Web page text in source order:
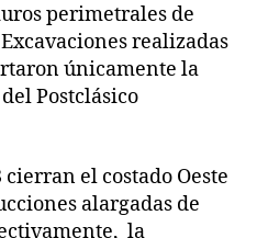
perimetrales de
realizadas
únicamente la
Postclásico
el costado Oeste
alargadas de
la